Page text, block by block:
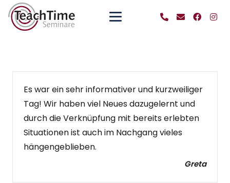
Es war ein sehr informativer und kurzweiliger
Tag! Wir haben viel Neues dazugelernt und
durch die Verknüpfung mit bereits erlebten
Situationen ist auch im Nachgang vieles
hängengeblieben.
Greta